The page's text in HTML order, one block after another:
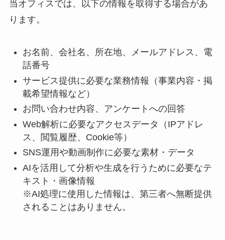
当オフィスでは、以下の情報を取得する場合があ
ります。
お名前、会社名、所在地、メールアドレス、電
話番号
サービス提供に必要な業務情報（事業内容・掲
載希望情報など）
お問い合わせ内容、アンケートへの回答
Web解析に必要なアクセスデータ（IPアドレ
ス、閲覧履歴、Cookie等）
SNS運用や動画制作に必要な素材・データ
AIを活用して分析や生成を行うために必要なテ
キスト・画像情報
※AI処理に使用した情報は、第三者へ無断提供
されることはありません。